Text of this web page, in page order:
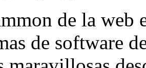
de la web
de software